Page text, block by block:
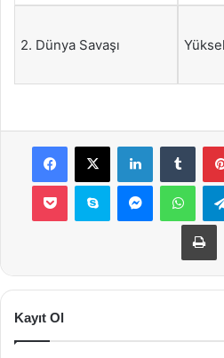
2. Dünya Savaşı
Facebook
X LinkedIn
Pocket Skype Messenger
Kayıt Ol